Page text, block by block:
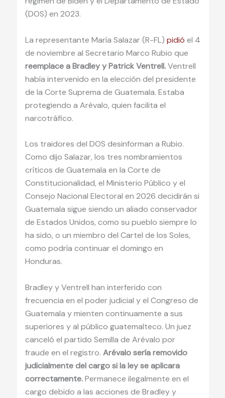
(DOS) en 2023.
La representante María Salazar (R-FL) pidió el 4
de noviembre al Secretario Marco Rubio que
reemplace a Bradley y Patrick Ventrell.Ventrell
había intervenido en la elección del presidente
de la Corte Suprema de Guatemala. Estaba
protegiendo a Arévalo, quien facilita el
narcotráfico.
Los traidores del DOS desinforman a Rubio.
Como dijo Salazar, los tres nombramientos
críticos de Guatemala en la Corte de
Constitucionalidad, el Ministerio Público y el
Consejo Nacional Electoral en 2026 decidirán si
Guatemala sigue siendo un aliado conservador
de Estados Unidos, como su pueblo siempre lo
ha sido, o un miembro del Cartel de los Soles,
como podría continuar el domingo en
Honduras.
Bradley y Ventrell han interferido con
frecuencia en el poder judicial y el Congreso de
Guatemala y mienten continuamente a sus
superiores y al público guatemalteco. Un juez
canceló el partido Semilla de Arévalo por
fraude en el registro. Arévalo sería removido
judicialmente del cargo si la ley se aplicara
correctamente.Permanece ilegalmente en el
cargo debido a las acciones de Bradley y